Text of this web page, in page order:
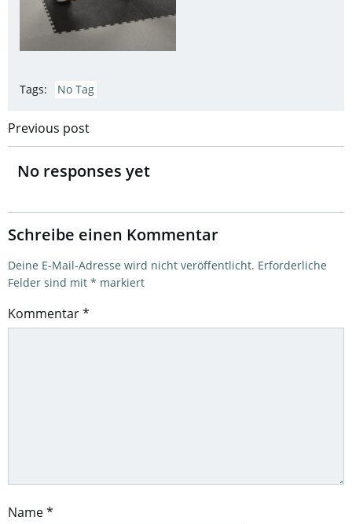
Tags: No Tag
Post
navigation
Previous post
No responses yet
Schreibe einen Kommentar
Deine E-Mail-Adresse wird nicht veröffentlicht. Erforderliche
Felder sind mit * markiert
Kommentar*
Name*